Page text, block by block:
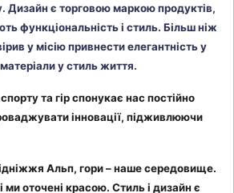
Дизайн є торговою маркою продуктів,
функціональність і стиль. Більш ніж
у місію привнести елегантність у
у стиль життя.
та гір спонукає нас постійно
інновації, підживлюючи
Альп, гори – наше середовище.
ми оточені красою. Стиль і дизайн є